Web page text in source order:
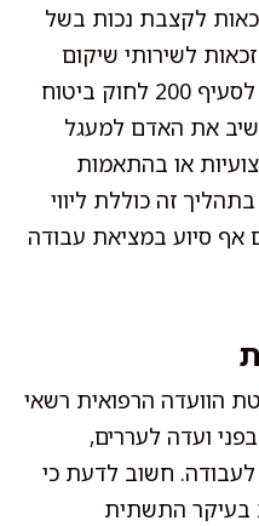
לקצבת נכות בשל
לשירותי שיקום
מקצועי או תעסוקתי, בהתאם לסעיף 200 לחוק ביטוח
את האדם למעגל
או בהתאמות
זה כוללת ליווי
אף סיוע במציאת עבודה
הוועדה הרפואית רשאי
ועדה לעררים,
לעבודה. חשוב לדעת כי
בעיקר התשתית